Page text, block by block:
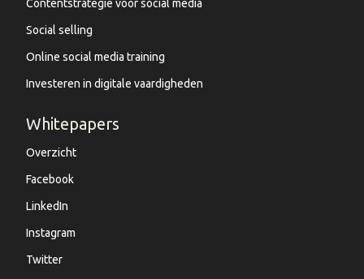
Contentstrategie voor social media
Social selling
Online social media training
Investeren in digitale vaardigheden
Whitepapers
Overzicht
Facebook
LinkedIn
Instagram
Twitter